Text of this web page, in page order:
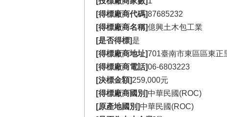
[得標廠商代碼]87685232
[得標廠商名稱]億興土木包工業
[是否得標]是
[得標廠商地址]701臺南市東區區東正
[得標廠商電話]06-6803223
[決標金額]259,000元
[得標廠商國別]中華民國(ROC)
[原產地國別]中華民國(ROC)